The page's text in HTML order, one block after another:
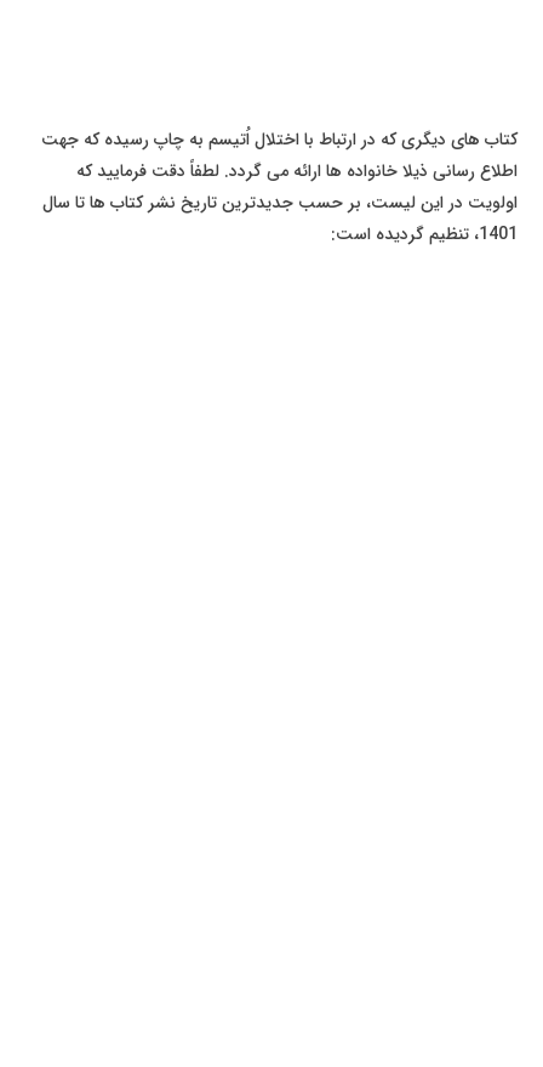
کتاب های دیگری که در ارتباط با اختلال اُتیسم به چاپ رسیده که جهت
اطلاع رسانی ذیلا خانواده ها ارائه می گردد. لطفاً دقت فرمایید که
اولویت در این لیست، بر حسب جدیدترین تاریخ نشر کتاب ها تا سال
1401، تنظیم گردیده است: